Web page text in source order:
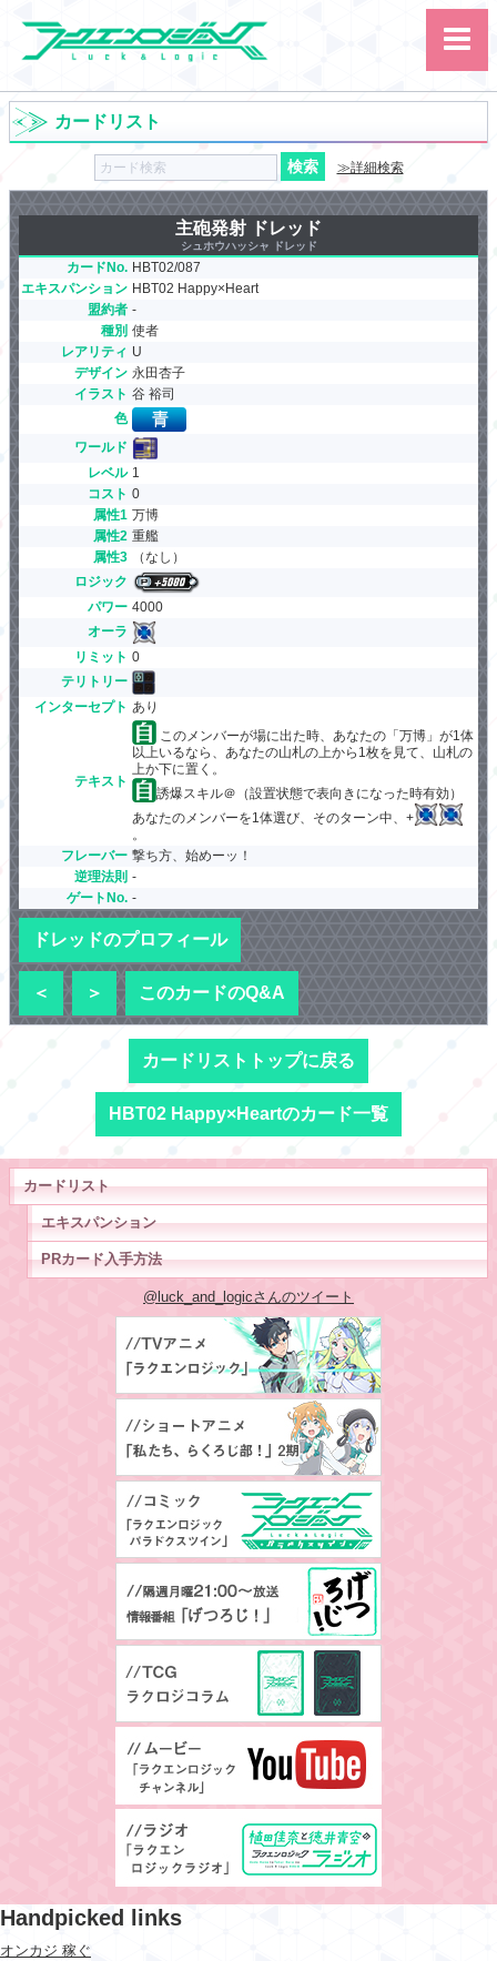
サイト内検索
カード ルール
講習会
カードリスト
≫詳細検索
主砲発射 ドレッド
シュホウハッシャ ドレッド
カードNo. HBT02/087
エキスパンション HBT02 Happy×Heart
盟約者 -
種別 使者
レアリティ U
デザイン 永田杏子
イラスト 谷 裕司
色
ワールド
レベル 1
コスト 0
属性1 万博
属性2 重艦
属性3
（なし）
ロジック
パワー 4000
オーラ
リミット 0
テリトリー
インターセプト あり
テキスト
このメンバーが場に出た時、あなたの「万博」が1体
以上いるなら、あなたの山札の上から1枚を見て、山札の
上か下に置く。
誘爆スキル＠（設置状態で表向きになった時有効）
あなたのメンバーを1体選び、そのターン中、+
。
フレーバー 撃ち方、始めーッ！
逆理法則 -
ゲートNo. -
ドレッドのプロフィール
＜ ＞ このカードのQ&A
カードリストトップに戻る
HBT02 Happy×Heartのカード一覧
カードリスト
エキスパンション
PRカード入手方法
@luck_and_logicさんのツイート
Handpicked links
オンカジ 稼ぐ